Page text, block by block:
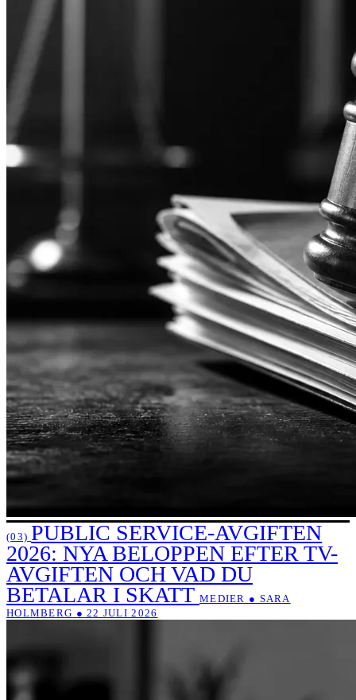
(03) PUBLIC SERVICE-AVGIFTEN
2026: NYA BELOPPEN EFTER TV-
AVGIFTEN OCH VAD DU
BETALAR I SKATT MEDIER ● SARA
HOLMBERG ● 22 JULI 2026